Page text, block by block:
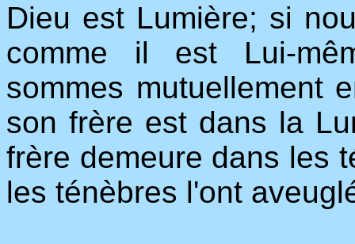
Dieu est Lumière; si
comme il est Lui-
sommes mutuellement
son frère est dans la
frère demeure dans les
les ténèbres l'ont